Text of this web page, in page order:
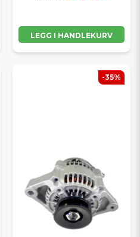
LEGG I HANDLEKURV
-35%